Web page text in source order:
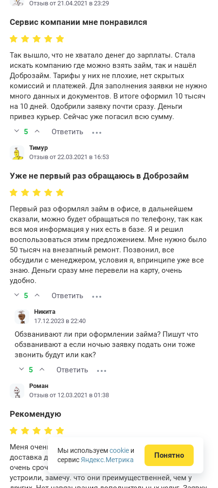
Отзыв от 21.04.2021 в 23:29
Сервис компании мне понравился
Так вышло, что не хватало денег до зарплаты. Стала
искать компанию где можно взять займ, так и нашёл
Доброзайм. Тарифы у них не плохие, нет скрытых
комиссий и платежей. Для заполнения заявки не нужно
много данных и документов. В итоге оформил 10 тысяч
на 10 дней. Одобрили заявку почти сразу. Деньги
привез курьер. Сейчас уже погасил всю сумму.
5
Ответить
Тимур
Отзыв от 22.03.2021 в 16:53
Уже не первый раз обращаюсь в Доброзайм
Первый раз оформлял займ в офисе, в дальнейшем
сказали, можно будет обращаться по телефону, так как
вся моя информация у них есть в базе. Я и решил
воспользоваться этим предложением. Мне нужно было
50 тысяч на внезапный ремонт. Позвонил, все
обсудили с менеджером, условия я, впринципе уже все
знаю. Деньги сразу мне перевели на карту, очень
удобно.
5
Ответить
Никита
17.12.2023 в 22:40
Обзванивают ли при оформлении займа? Пишут что
обзванивают а если ночью заявку подать они тоже
звонить будут или как?
5
Ответить
Роман
Отзыв от 12.03.2021 в 01:38
Рекомендую
Меня очень устроила услуга Компании «Доброзайм» —
доставка денег курьером на дом. Деньги были нужны
очень срочно, но не надолго. Условия займа меня
устроили, замечу. что они преимущественней, чем у
Мы используемcookie и
сервис Яндекс.Метрика Понятно